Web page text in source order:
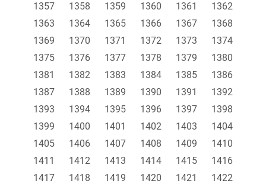
1357
1358 1359 1360 1361
1362
1363
1364 1365 1366 1367
1368
1369
1370 1371 1372 1373
1374
1375
1376 1377 1378 1379
1380
1381
1382 1383 1384 1385
1386
1387
1388 1389 1390 1391
1392
1393
1394 1395 1396 1397
1398
1399
1400 1401 1402 1403
1404
1405
1406 1407 1408 1409
1410
1411
1412 1413 1414 1415
1416
1417
1418 1419 1420 1421
1422